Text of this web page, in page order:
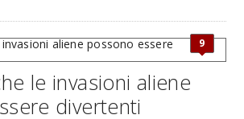
9
le invasioni aliene
divertenti